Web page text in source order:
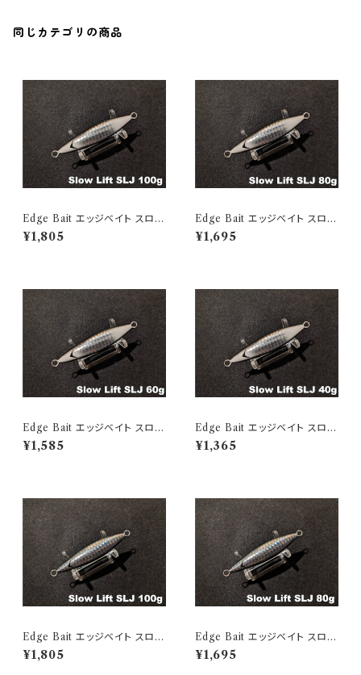
同じカテゴリの商品
Edge Bait エッジベイト スロー
リフトSLJ 100g Black Edge
Glow
¥1,805
Edge Bait エッジベイト スロー
リフトSLJ 80g Black Edge G
low
¥1,695
Edge Bait エッジベイト スロー
リフトSLJ 60g Black Edge G
low
¥1,585
Edge Bait エッジベイト スロー
リフトSLJ 40g Black Edge Gl
ow
¥1,365
Edge Bait エッジベイト スロー
リフトSLJ 100g Authentic Ba
it
¥1,805
Edge Bait エッジベイト スロー
リフトSLJ 80g Authentic Bai
t
¥1,695